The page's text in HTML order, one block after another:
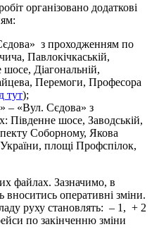
організовано додаткові
з проходженням по
Павлокічкаській,
Діагональній,
Перемоги, Професора
тут);
– «Вул. Сєдова» з
Південне шосе, Заводській,
Соборному, Якова
площі Профспілок,
файлах. Зазначимо, в
оперативні зміни.
руху становлять: – 1, + 2
по закінченню зміни